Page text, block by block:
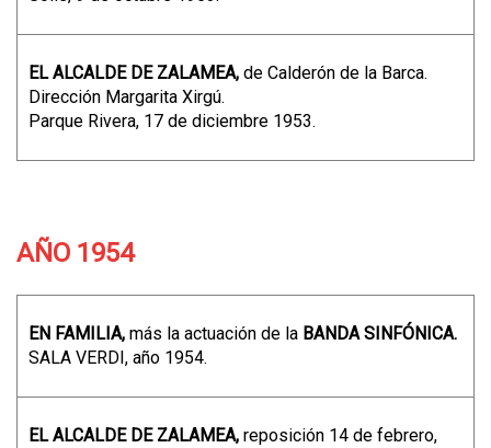
EL ALCALDE DE ZALAMEA, de Calderón de la Barca.
Dirección Margarita Xirgú.
Parque Rivera, 17 de diciembre 1953.
AÑO 1954
EN FAMILIA, más la actuación de la BANDA SINFÓNICA.
SALA VERDI, año 1954.
EL ALCALDE DE ZALAMEA, reposición 14 de febrero,